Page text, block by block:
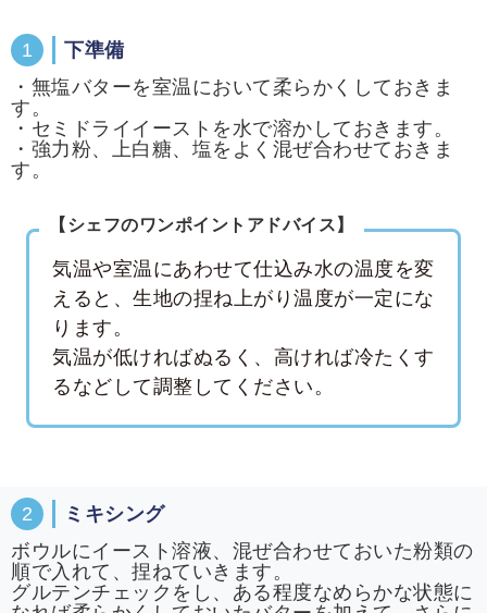
1
下準備
・無塩バターを室温において柔らかくしておきま
す。
・セミドライイーストを水で溶かしておきます。
・強力粉、上白糖、塩をよく混ぜ合わせておきま
す。
【シェフのワンポイントアドバイス】
気温や室温にあわせて仕込み水の温度を変
えると、生地の捏ね上がり温度が一定にな
ります。
気温が低ければぬるく、高ければ冷たくす
るなどして調整してください。
2
ミキシング
ボウルにイースト溶液、混ぜ合わせておいた粉類の
順で入れて、捏ねていきます。
グルテンチェックをし、ある程度なめらかな状態に